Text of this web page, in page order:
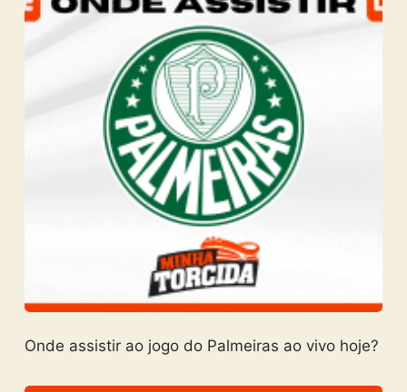
Onde assistir ao jogo do Palmeiras ao vivo hoje?